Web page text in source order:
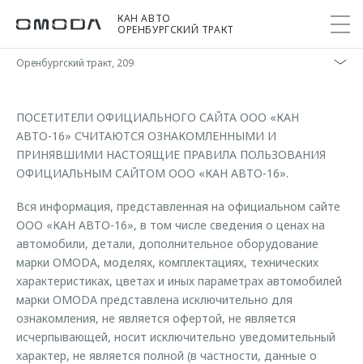
КАН АВТО
ОРЕНБУРГСКИЙ ТРАКТ
Оренбургский тракт, 209
Модели
C5
от 2 299 000 ₽*
C7
от 2 739 000 ₽*
Покупателям
Выбор и покупка
Сравнить комплектации
Записаться на тест-драйв
Cпецпредложения
Прайс-листы
OMODA Лизинг
Кредит и страхование
Кредитные программы
Владельцам
Сервис
Записаться на сервис
Кузовной ремонт
Поддержка
Помощь на дороге
Гарантия
Дополнительная техническая поддержка
Руководства по эксплуатации
Мир OMODA
О бренде
Новости
Онлайн-сервисы
Приложение O&J
Клуб владельцев OMODA
Бренд JAECOO
Правовая информация
ПОСЕТИТЕЛИ ОФИЦИАЛЬНОГО САЙТА ООО «КАН
АВТО-16» СЧИТАЮТСЯ ОЗНАКОМЛЕННЫМИ И
ПРИНЯВШИМИ НАСТОЯЩИЕ ПРАВИЛА ПОЛЬЗОВАНИЯ
ОФИЦИАЛЬНЫМ САЙТОМ ООО «КАН АВТО-16».
Вся информация, представленная на официальном сайте
ООО «КАН АВТО-16», в том числе сведения о ценах на
автомобили, детали, дополнительное оборудование
марки OMODA, моделях, комплектациях, технических
характеристиках, цветах и иных параметрах автомобилей
марки OMODA представлена исключительно для
ознакомления, не является офертой, не является
исчерпывающей, носит исключительно уведомительный
характер, не является полной (в частности, данные о